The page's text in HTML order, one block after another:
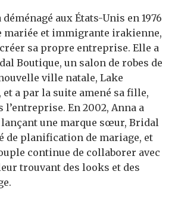
aux États-Unis en 1976
mariée et immigrante irakienne,
sa propre entreprise. Elle a
Boutique, un salon de robes de
ville natale, Lake
et a par la suite amené sa fille,
l’entreprise. En 2002, Anna a
lançant une marque sœur, Bridal
de planification de mariage, et
continue de collaborer avec
trouvant des looks et des